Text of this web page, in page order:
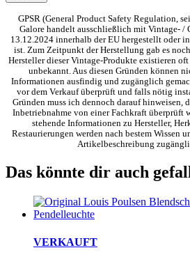
GPSR (General Product Safety Regulation,
Galore handelt ausschließlich mit Vintage- /
13.12.2024 innerhalb der EU hergestellt oder
ist. Zum Zeitpunkt der Herstellung gab es
Hersteller dieser Vintage-Produkte existieren
unbekannt. Aus diesen Gründen können
Informationen ausfindig und zugänglich
vor dem Verkauf überprüft und falls nötig
Gründen muss ich dennoch darauf hinweisen,
Inbetriebnahme von einer Fachkraft überprüft
stehende Informationen zu Hersteller,
Restaurierungen werden nach bestem Wissen
Artikelbeschreibung
Das könnte dir auch
VERKAUFT